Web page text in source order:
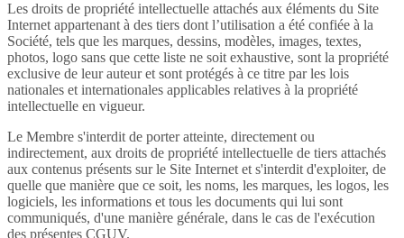
Les droits de propriété intellectuelle attachés aux éléments du Site
Internet appartenant à des tiers dont l’utilisation a été confiée à la
Société, tels que les marques, dessins, modèles, images, textes,
photos, logo sans que cette liste ne soit exhaustive, sont la propriété
exclusive de leur auteur et sont protégés à ce titre par les lois
nationales et internationales applicables relatives à la propriété
intellectuelle en vigueur.
Le Membre s'interdit de porter atteinte, directement ou
indirectement, aux droits de propriété intellectuelle de tiers attachés
aux contenus présents sur le Site Internet et s'interdit d'exploiter, de
quelle que manière que ce soit, les noms, les marques, les logos, les
logiciels, les informations et tous les documents qui lui sont
communiqués, d'une manière générale, dans le cas de l'exécution
des présentes CGUV.